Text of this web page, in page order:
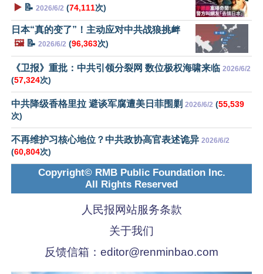
▶️ 📝 2026/6/2 (74,111次)
日本“真的变了”！主动应对中共战狼挑衅
🖼️📝 2026/6/2 (96,363次)
《卫报》重批：中共引领分裂网 数位极权海啸来临 2026/6/2
(57,324次)
中共降级香格里拉 避谈军腐遭美日菲围剿 2026/6/2 (55,539
次)
不再维护习核心地位？中共政协高官表述诡异 2026/6/2
(60,804次)
Copyright© RMB Public Foundation Inc.
All Rights Reserved
人民报网站服务条款
关于我们
反馈信箱： editor@renminbao.com